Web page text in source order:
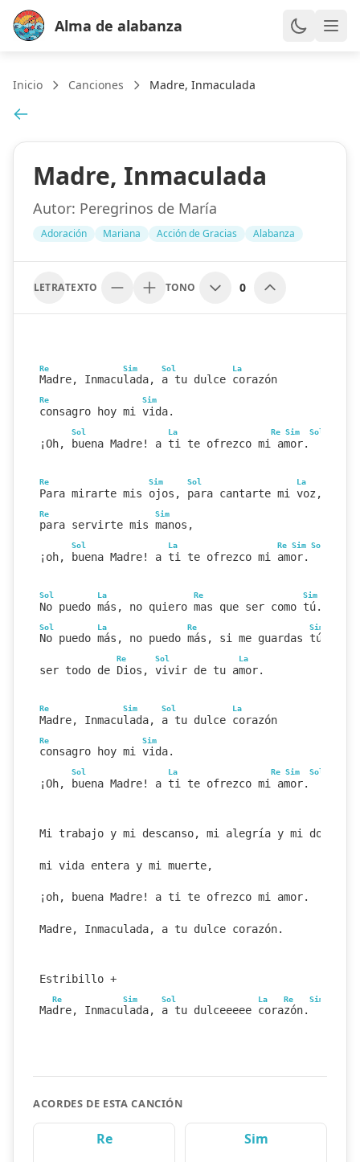
Alma de alabanza
Inicio Canciones Madre, Inmaculada
Madre, Inmaculada
Autor: Peregrinos de María
Adoración Mariana Acción de Gracias Alabanza
LETRATEXTO TONO 0
Re Sim Sol La
Madre, Inmaculada, a tu dulce corazón
Re Sim
consagro hoy mi vida.
Sol La Re Sim Sol
¡Oh, buena Madre! a ti te ofrezco mi amor.
Re Sim Sol La
Para mirarte mis ojos, para cantarte mi voz,
Re Sim
para servirte mis manos,
Sol La Re Sim Sol
¡oh, buena Madre! a ti te ofrezco mi amor.
Sol La Re Sim
No puedo más, no quiero mas que ser como tú.
Sol La Re Sim
No puedo más, no puedo más, si me guardas tú.
Re Sol La
ser todo de Dios, vivir de tu amor.
Re Sim Sol La
Madre, Inmaculada, a tu dulce corazón
Re Sim
consagro hoy mi vida.
Sol La Re Sim Sol
¡Oh, buena Madre! a ti te ofrezco mi amor.
Mi trabajo y mi descanso, mi alegría y mi dolor,
mi vida entera y mi muerte,
¡oh, buena Madre! a ti te ofrezco mi amor.
Madre, Inmaculada, a tu dulce corazón.
Estribillo +
Re Sim Sol La Re Sim
Madre, Inmaculada, a tu dulceeeee corazón.
ACORDES DE ESTA CANCIÓN
Re Sim